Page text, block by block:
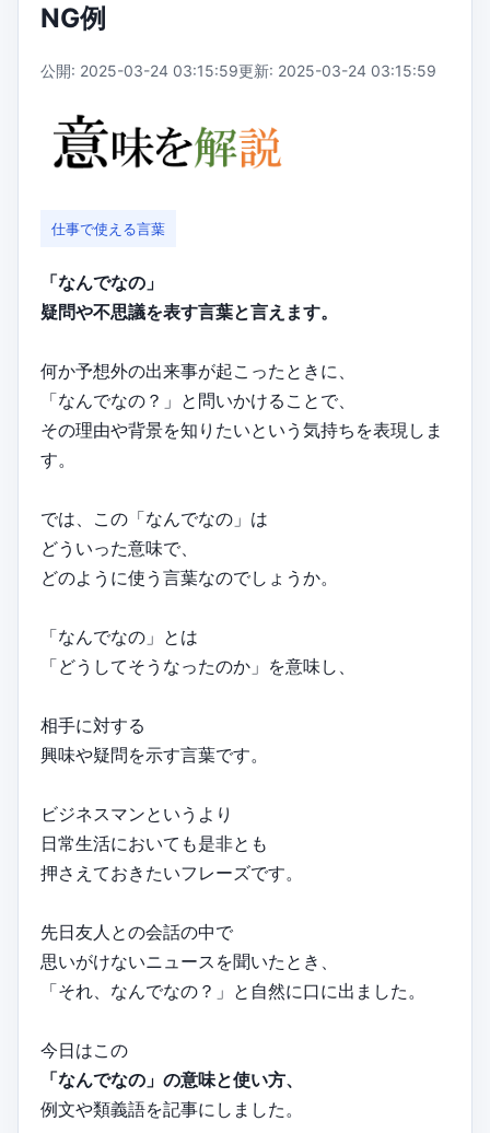
NG例
公開: 2025-03-24 03:15:59更新: 2025-03-24 03:15:59
仕事で使える言葉
「なんでなの」
疑問や不思議を表す言葉と言えます。
何か予想外の出来事が起こったときに、
「なんでなの？」と問いかけることで、
その理由や背景を知りたいという気持ちを表現しま
す。
では、この「なんでなの」は
どういった意味で、
どのように使う言葉なのでしょうか。
「なんでなの」とは
「どうしてそうなったのか」を意味し、
相手に対する
興味や疑問を示す言葉です。
ビジネスマンというより
日常生活においても是非とも
押さえておきたいフレーズです。
先日友人との会話の中で
思いがけないニュースを聞いたとき、
「それ、なんでなの？」と自然に口に出ました。
今日はこの
「なんでなの」の意味と使い方、
例文や類義語を記事にしました。